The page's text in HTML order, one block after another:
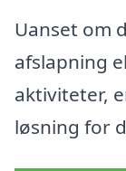
Uanset om
afslapning
aktiviteter,
løsning for